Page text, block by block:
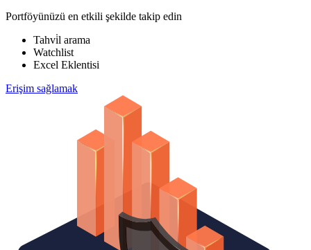
Portföyünüzü en etkili şekilde takip edin
Tahvi̇l arama
Watchlist
Excel Eklentisi
Erişim sağlamak